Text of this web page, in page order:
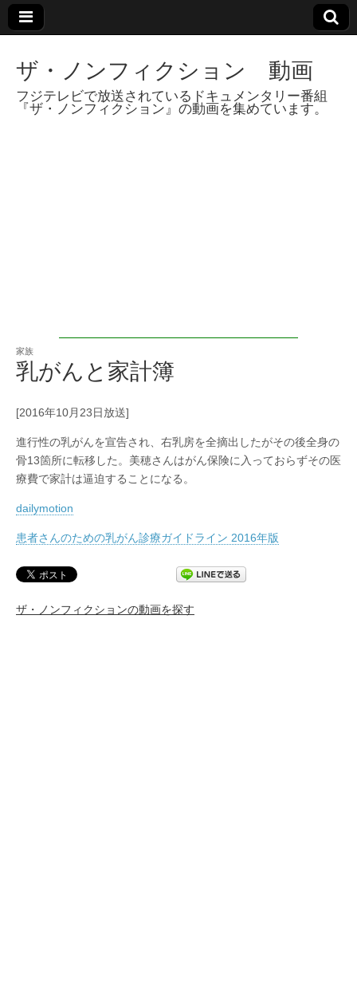
ザ・ノンフィクション 動画
フジテレビで放送されているドキュメンタリー番組
『ザ・ノンフィクション』の動画を集めています。
家族
乳がんと家計簿
[2016年10月23日放送]
進行性の乳がんを宣告され、右乳房を全摘出したがその後全身の
骨13箇所に転移した。美穂さんはがん保険に入っておらずその医
療費で家計は逼迫することになる。
dailymotion
患者さんのための乳がん診療ガイドライン 2016年版
ザ・ノンフィクションの動画を探す